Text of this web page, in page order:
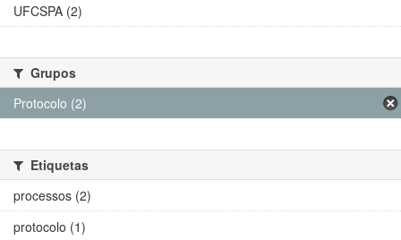
UFCSPA (2)
Grupos
Protocolo (2)
Etiquetas
processos (2)
protocolo (1)